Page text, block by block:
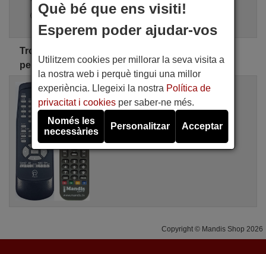
Assistent de cerca
Troba el comandament a distància PRIMARE
perfecte per a tu
Comandament a distància equivalent
PRIMA001
Disponible en stock
16,94 €(IVA inclòs)
PRIMARE
Copyright © Mandis Shop 2026
Què bé que ens visiti!
Esperem poder ajudar-vos
Utilitzem cookies per millorar la seva visita a
la nostra web i perquè tingui una millor
experiència. Llegeixi la nostra Política de
privacitat i cookiesper saber-ne més.
Només les
necessàries
Personalitzar Acceptar